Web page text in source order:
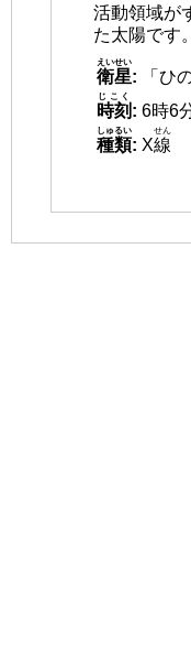
活動領域が
た太陽です。
衛星
えいせい
:
「ひ
時刻
じこく
: 6時6
種類
しゅるい
: X線
せん